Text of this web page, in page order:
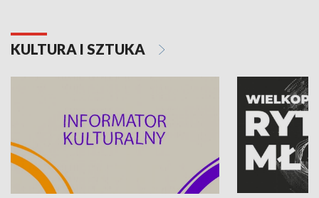
KULTURA I SZTUKA